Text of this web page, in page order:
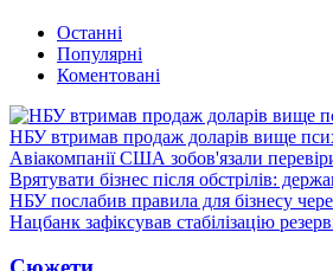
Останні
Популярні
Коментовані
НБУ втримав продаж доларів вище
Авіакомпанії США зобов'язали
Врятувати бізнес після обстрілів:
НБУ послабив правила для бізнесу
Нацбанк зафіксував стабілізацію